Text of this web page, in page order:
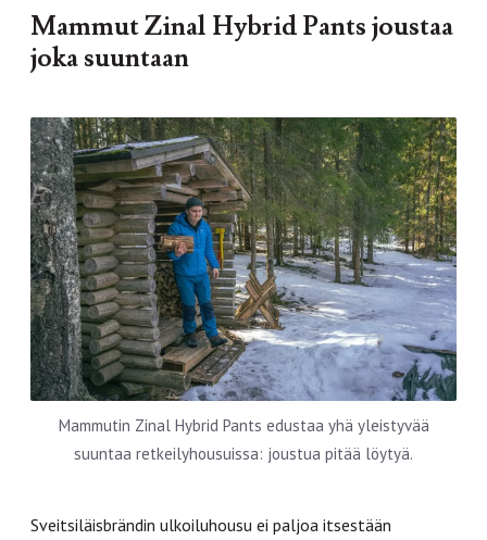
Mammut Zinal Hybrid Pants joustaa
joka suuntaan
Mammutin Zinal Hybrid Pants edustaa yhä yleistyvää
suuntaa retkeilyhousuissa: joustua pitää löytyä.
Sveitsiläisbrändin ulkoiluhousu ei paljoa itsestään